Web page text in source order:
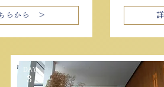
らから ＞
DAY
3